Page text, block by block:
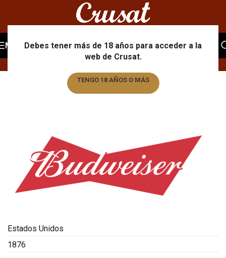
Debes tener más de 18 años para acceder a la
web de Crusat.
TENGO 18 AÑOS O MÁS
MENU Portfolio
Estados Unidos
1876